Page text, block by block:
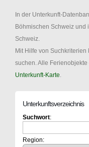
In der Unterkunft-
Böhmischen Schweiz und
Schweiz.
Mit Hilfe von
suchen. Alle
Unterkunft-Karte
Unterkunftsverzeichnis
Suchwort:
Region: